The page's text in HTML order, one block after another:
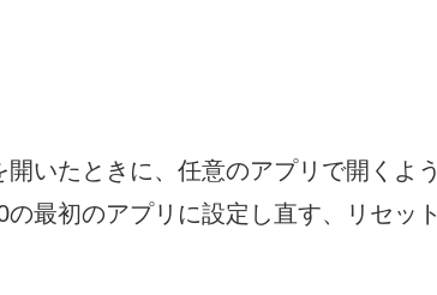
いたときに、任意のアプリで開くよう
最初のアプリに設定し直す、リセット